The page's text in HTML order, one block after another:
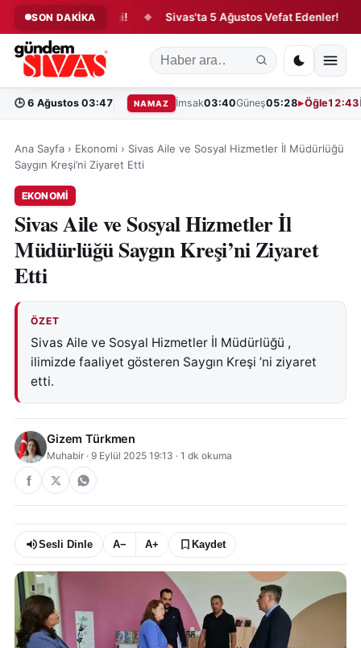
SON DAKİKA
Hareketliliği! ◆ Sivas'ta 5 Ağustos Vefat Edenler! ◆
🕒 6 Ağustos 03:47 NAMAZ İmsak03:40Güneş05:28 Öğle12:43
Ana Sayfa › Ekonomi › Sivas Aile ve Sosyal Hizmetler İl Müdürlüğü
Saygın Kreşi’ni Ziyaret Etti
EKONOMI
Sivas Aile ve Sosyal Hizmetler İl
Müdürlüğü Saygın Kreşi’ni Ziyaret
Etti
ÖZET
Sivas Aile ve Sosyal Hizmetler İl Müdürlüğü ,
ilimizde faaliyet gösteren Saygın Kreşi ’ni ziyaret
etti.
Gizem Türkmen
Muhabir · 9 Eylül 2025 19:13 · 1 dk okuma
Sesli Dinle A− A+ Kaydet